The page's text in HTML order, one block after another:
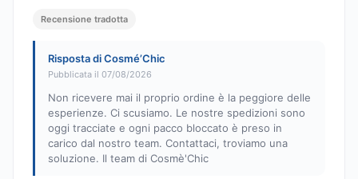
Recensione tradotta
Risposta di Cosmé’Chic
Pubblicata il 07/08/2026
Non ricevere mai il proprio ordine è la peggiore delle
esperienze. Ci scusiamo. Le nostre spedizioni sono
oggi tracciate e ogni pacco bloccato è preso in
carico dal nostro team. Contattaci, troviamo una
soluzione. Il team di Cosmè'Chic